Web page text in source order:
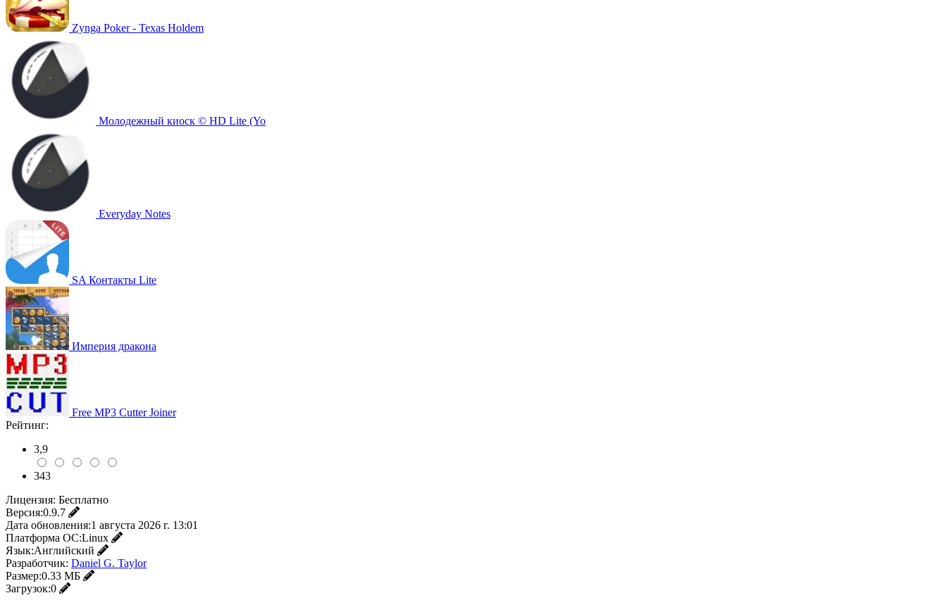
Zynga Poker - Texas Holdem
Молодежный киоск © HD Lite (Yo
Everyday Notes
SA Контакты Lite
Империя дракона
Free MP3 Cutter Joiner
Рейтинг:
3,9
343
Лицензия: Бесплатно
Версия:0.9.7
Дата обновления:1 августа 2026 г. 13:01
Платформа ОС:Linux
Язык:Английский
Разработчик: Daniel G. Taylor
Размер:0.33 МБ
Загрузок:0